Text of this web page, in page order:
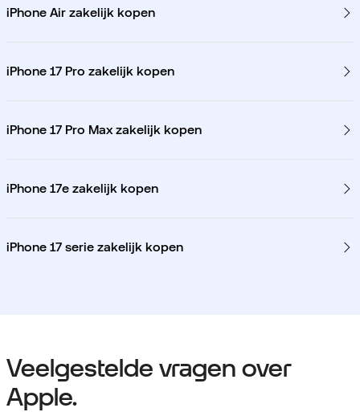
iPhone Air zakelijk kopen
iPhone 17 Pro zakelijk kopen
iPhone 17 Pro Max zakelijk kopen
iPhone 17e zakelijk kopen
iPhone 17 serie zakelijk kopen
Veelgestelde vragen over
Apple.